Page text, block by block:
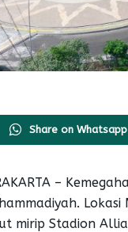
Share on Whatsapp
–
mirip Stadion